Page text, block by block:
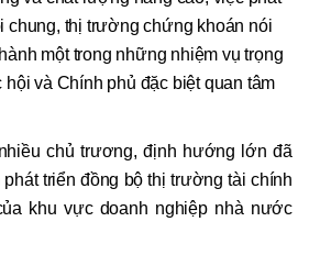
chung, thị trường chứng khoán nói
một trong những nhiệm vụ trọng
và Chính phủ đặc biệt quan tâm
chủ trương, định hướng lớn đã
triển đồng bộ thị trường tài chính
khu vực doanh nghiệp nhà nước